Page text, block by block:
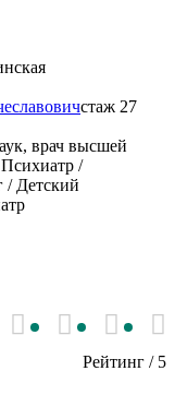
cтаж 27
врач высшей
/
/ Детский
Рейтинг / 5